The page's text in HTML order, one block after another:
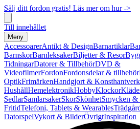
Sälj ditt fordon gratis! Läs mer om hur ->
Till innehållet
Meny
AccessoarerAntikt & DesignBarnartiklar
BarnskorBarnleksakerBiljetter & Resor
TidningarDatorer & TillbehörDVD &
VideofilmerFordonFordonsdelar & tillbehör
OptikFrimärkenHandgjort & Konsthantverk
HushållHemelektronikHobbyKlockor
SedlarSamlarsakerSkorSkönhetSmycken &
FritidTelefoni, Tablets & Wearables
DatorspelVykort & BilderÖvrigtInspiration